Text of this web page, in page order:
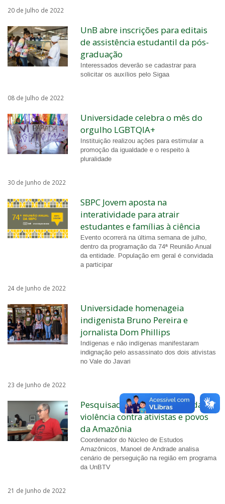
20 de Julho de 2022
UnB abre inscrições para editais
de assistência estudantil da pós-
graduação
Interessados deverão se cadastrar para
solicitar os auxílios pelo Sigaa
08 de Julho de 2022
Universidade celebra o mês do
orgulho LGBTQIA+
Instituição realizou ações para estimular a
promoção da igualdade e o respeito à
pluralidade
30 de Junho de 2022
SBPC Jovem aposta na
interatividade para atrair
estudantes e famílias à ciência
Evento ocorrerá na última semana de julho,
dentro da programação da 74ª Reunião Anual
da entidade. População em geral é convidada
a participar
24 de Junho de 2022
Universidade homenageia
indigenista Bruno Pereira e
jornalista Dom Phillips
Indígenas e não indígenas manifestaram
indignação pelo assassinato dos dois ativistas
no Vale do Javari
23 de Junho de 2022
Pesquisador comenta escalada da
violência contra ativistas e povos
da Amazônia
Coordenador do Núcleo de Estudos
Amazônicos, Manoel de Andrade analisa
cenário de perseguição na região em programa
da UnBTV
21 de Junho de 2022